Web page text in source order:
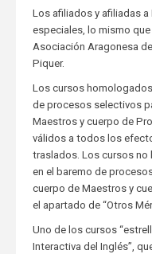
Los afiliados y afiliadas
especiales, lo mismo
Asociación Aragonesa
Piquer.
Los cursos
de procesos selectivos
Maestros y cuerpo de
válidos a todos los
traslados. Los cursos
en el baremo de
cuerpo de Maestros y
el apartado de “Otros
Uno de los cursos
Interactiva del Inglés”,